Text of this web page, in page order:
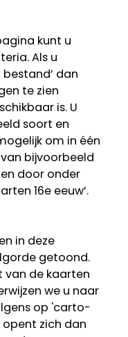
kunt u
Als u
dan
te zien
is. U
soort en
om in één
bijvoorbeeld
door onder
16e eeuw’.
in deze
getoond.
van de kaarten
we u naar
op 'carto-
zich dan